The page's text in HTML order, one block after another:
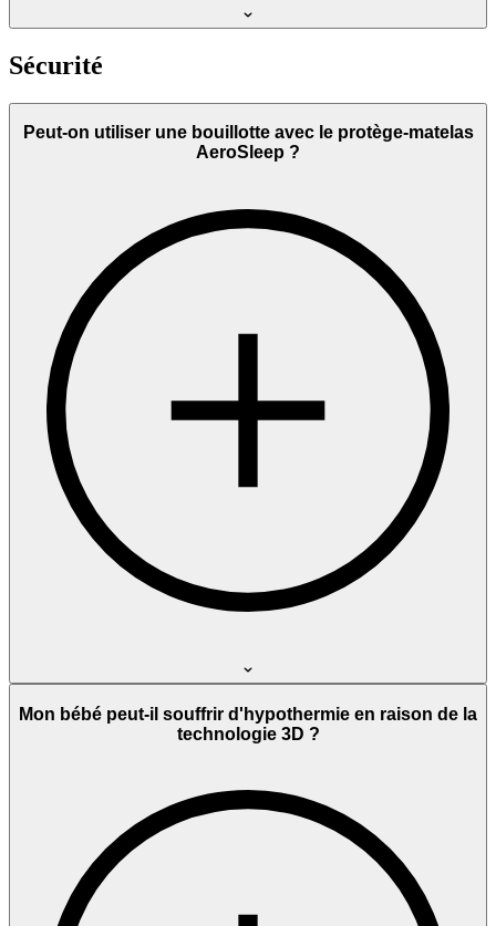
Sécurité
Peut-on utiliser une bouillotte avec le protège-matelas
AeroSleep ?
Mon bébé peut-il souffrir d'hypothermie en raison de la
technologie 3D ?